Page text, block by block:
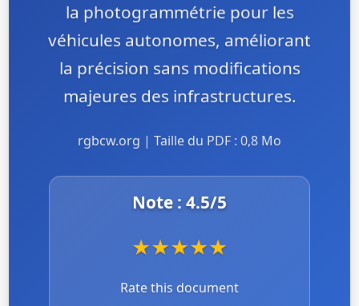
la photogrammétrie pour les
véhicules autonomes, améliorant
la précision sans modifications
majeures des infrastructures.
rgbcw.org | Taille du PDF : 0,8 Mo
Note : 4.5/5
★★★★★
Rate this document